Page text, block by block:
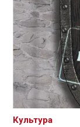
Культура